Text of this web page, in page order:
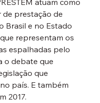
atuam como
prestação de
Brasil e no Estado
representam os
espalhadas pelo
o debate que
que
país. E também
2017.